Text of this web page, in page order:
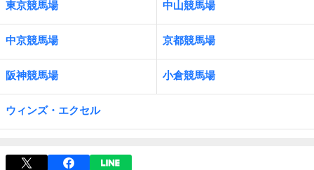
東京競馬場 中山競馬場
中京競馬場 京都競馬場
阪神競馬場 小倉競馬場
ウィンズ・エクセル